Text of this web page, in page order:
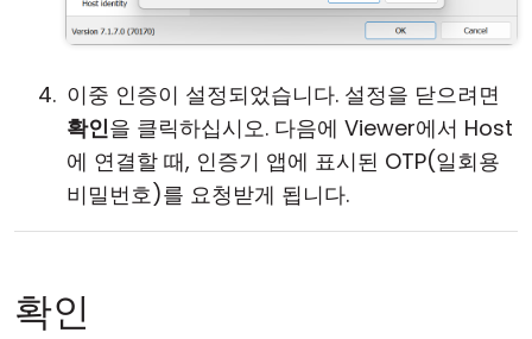
이중 인증이 설정되었습니다. 설정을 닫으려면
확인을 클릭하십시오. 다음에 Viewer에서 Host
에 연결할 때, 인증기 앱에 표시된 OTP(일회용
비밀번호)를 요청받게 됩니다.
확인